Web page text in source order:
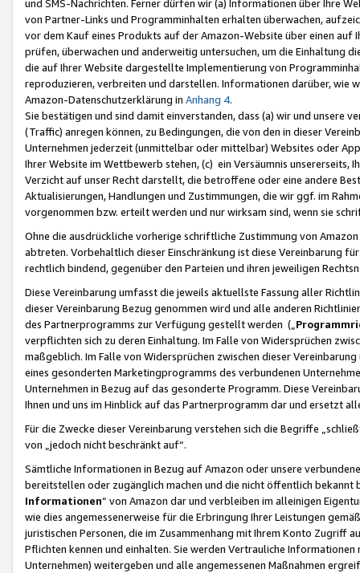
und SMS-Nachrichten. Ferner dürfen wir (a) Informationen über Ihre
von Partner-Links und Programminhalten erhalten überwachen,
vor dem Kauf eines Produkts auf der Amazon-Website über einen
prüfen, überwachen und anderweitig untersuchen, um die Einhaltung
die auf Ihrer Website dargestellte Implementierung von
reproduzieren, verbreiten und darstellen. Informationen darüber, wie
Amazon-Datenschutzerklärung in Anhang 4.
Sie bestätigen und sind damit einverstanden, dass (a) wir und
(Traffic) anregen können, zu Bedingungen, die von den in dieser
Unternehmen jederzeit (unmittelbar oder mittelbar) Websites oder
Ihrer Website im Wettbewerb stehen, (c) ein Versäumnis unsererseits,
Verzicht auf unser Recht darstellt, die betroffene oder eine andere
Aktualisierungen, Handlungen und Zustimmungen, die wir ggf. im
vorgenommen bzw. erteilt werden und nur wirksam sind, wenn sie
Ohne die ausdrückliche vorherige schriftliche Zustimmung von
abtreten. Vorbehaltlich dieser Einschränkung ist diese Vereinbarung
rechtlich bindend, gegenüber den Parteien und ihren jeweiligen
Diese Vereinbarung umfasst die jeweils aktuellste Fassung aller
dieser Vereinbarung Bezug genommen wird und alle anderen
des Partnerprogramms zur Verfügung gestellt werden („
verpflichten sich zu deren Einhaltung. Im Falle von Widersprüchen
maßgeblich. Im Falle von Widersprüchen zwischen dieser
eines gesonderten Marketingprogramms des verbundenen
Unternehmen in Bezug auf das gesonderte Programm. Diese
Ihnen und uns im Hinblick auf das Partnerprogramm dar und ersetzt
Für die Zwecke dieser Vereinbarung verstehen sich die Begriffe
von „jedoch nicht beschränkt auf“.
Sämtliche Informationen in Bezug auf Amazon oder unsere
bereitstellen oder zugänglich machen und die nicht öffentlich
Informationen“ von Amazon dar und verbleiben im alleinigen
wie dies angemessenerweise für die Erbringung Ihrer Leistungen
juristischen Personen, die im Zusammenhang mit Ihrem Konto
Pflichten kennen und einhalten. Sie werden Vertrauliche
Unternehmen) weitergeben und alle angemessenen Maßnahmen